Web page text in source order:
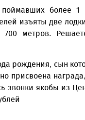
поймавших более
изъяты две
метров.
рождения, сын
присвоена
звонки якобы из